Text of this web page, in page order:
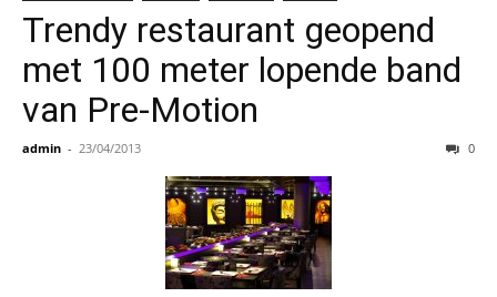
Trendy restaurant geopend
met 100 meter lopende band
van Pre-Motion
admin - 23/04/2013 0